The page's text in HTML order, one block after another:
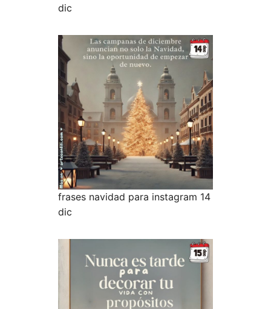
dic
frases navidad para instagram 14
dic